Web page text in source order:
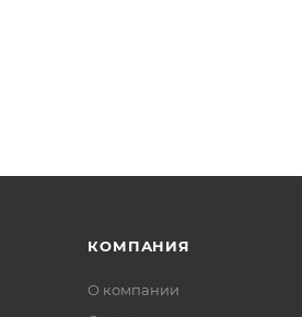
КОМПАНИЯ
О компании